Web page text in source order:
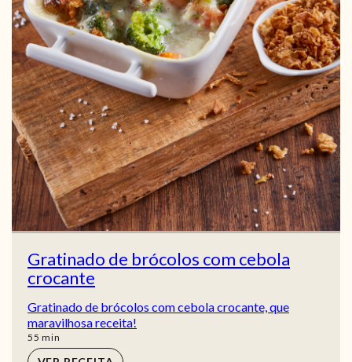
Gratinado de brócolos com cebola
crocante
Gratinado de brócolos com cebola crocante, que
maravilhosa receita!
55 min
min